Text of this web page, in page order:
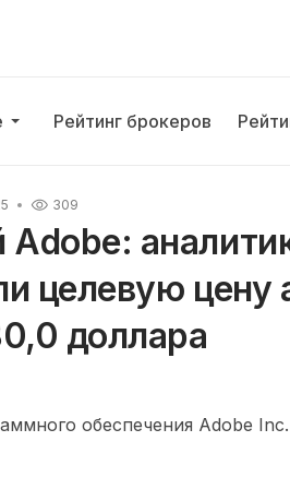
Рейтинг брокеров
309
Adobe:
целевую цену
доллара
обеспечения Adobe